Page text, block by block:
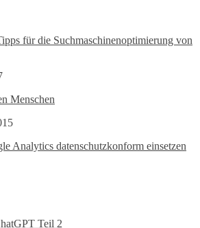
für die Suchmaschinenoptimierung von
Menschen
Analytics datenschutzkonform einsetzen
Teil 2